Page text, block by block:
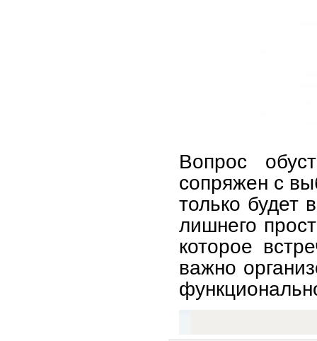
Вопрос
сопряжен с
только будет
лишнего
которое
важно